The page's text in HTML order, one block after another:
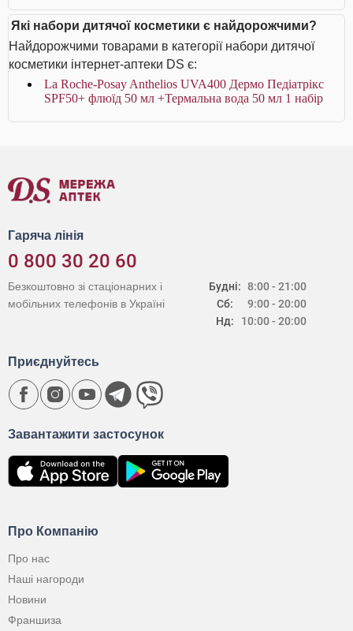
Які набори дитячої косметики є найдорожчими?
Найдорожчими товарами в категорії набори дитячої
косметики інтернет-аптеки DS є:
La Roche-Posay Anthelios UVA400 Дермо Педіатрікс
SPF50+ флюїд 50 мл +Термальна вода 50 мл 1 набір
Гаряча лінія
0 800 30 20 60
Будні:
Сб:
Нд:
8:00 - 21:00
9:00 - 20:00
10:00 - 20:00
Безкоштовно зі стаціонарних і
мобільних телефонів в Україні
Про Компанію
Про нас
Наші нагороди
Новини
Франшиза
Завантажити застосунок
Приєднуйтесь